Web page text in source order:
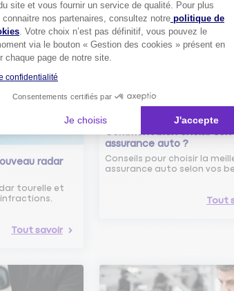
Découvrez lesconseils
radar
tourelle et
Tout savoir
Comment bien choisir son
assurance auto ?
Conseils pour choisir la
assurance auto selon vos
Tout
site et vous fournir un service de qualité. Pour plus
connaitre nos partenaires, consultez notre politique de
. Votre choix n’est pas définitif, vous pouvez le
via le bouton « Gestion des cookies » présent en
chaque page de notre site.
confidentialité
Consentements certifiés par
Je choisis J'accepte
Axeptio consent